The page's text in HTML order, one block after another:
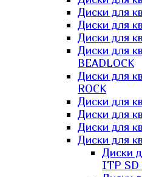
Диски для
Диски для
Диски для
Диски для
BEADLOCK
Диски для
ROCK
Диски для
Диски для
Диски для
Диски для
Диски
ITP SD